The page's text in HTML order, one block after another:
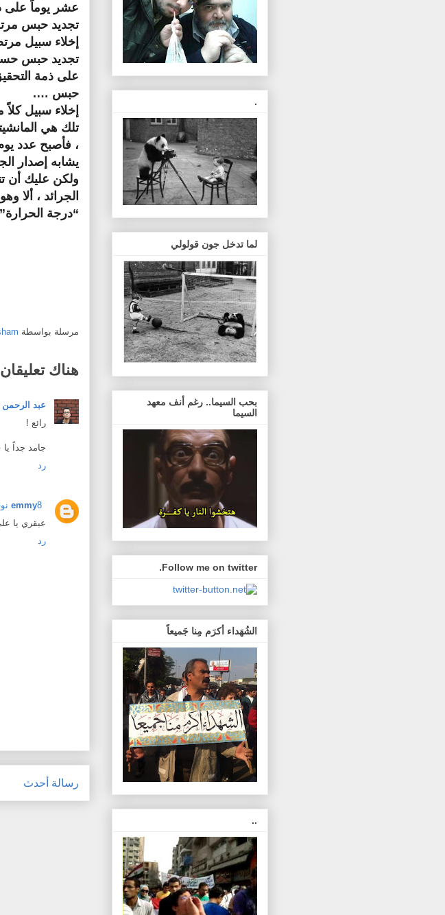
عشر يوماً على
تجديد حبس
إخلاء سبيل
تجديد حبس
على ذمة
حبس ….
إخلاء سبيل
تلك هي
، فأصبح عدد
يشابه إصدار
ولكن عليك أن
الجرائد ، ألا
“درجة الحرارة”
مرسلة بواسطة
هناك تعليقان
عبد
رائع !
جامد جداً
رد
emmy8 نوفمبر 2011 في 8:21 ص
عبقري يا
رد
رسالة أحدث
.
لما تدخل جون قولولي
بحب السيما.. رغم أنف معهد
السيما
Follow me on twitter.
الشُهَداء أكرَم مِنا جَميعاً
..